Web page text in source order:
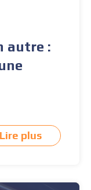
autre :
Lire plus